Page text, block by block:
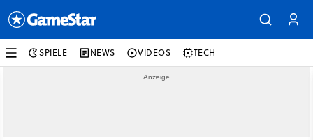
SPIELE NEWS VIDEOS TECH